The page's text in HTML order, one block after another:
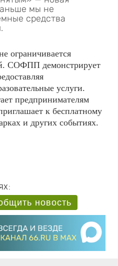
мы не
средства
ограничивается
СОФПП демонстрирует
услуги.
предпринимателям
к бесплатному
и других событиях.
новость